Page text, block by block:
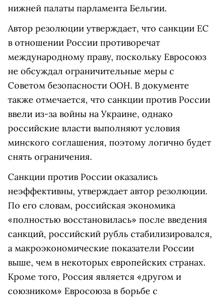
нижней палаты парламента Бельгии.
Автор резолюции утверждает, что санкции ЕС
в отношении России противоречат
международному праву, поскольку Евросоюз
не обсуждал ограничительные меры с
Советом безопасности ООН. В документе
также отмечается, что санкции против России
ввели из-за войны на Украине, однако
российские власти выполняют условия
минского соглашения, поэтому логично будет
снять ограничения.
Санкции против России оказались
неэффективны, утверждает автор резолюции.
По его словам, российская экономика
«полностью восстановилась» после введения
санкций, российский рубль стабилизировался,
а макроэкономические показатели России
выше, чем в некоторых европейских странах.
Кроме того, Россия является «другом и
союзником» Евросоюза в борьбе с